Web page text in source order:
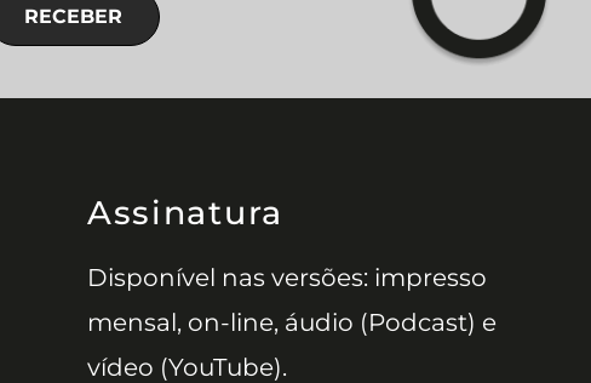
RECEBER
Assinatura
Disponível nas versões: impresso
mensal, on-line, áudio (Podcast) e
vídeo (YouTube).